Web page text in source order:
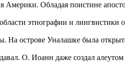
Америки. Обладая поистине
этнографии и
На острове Уналашке была
О. Иоанн даже создал